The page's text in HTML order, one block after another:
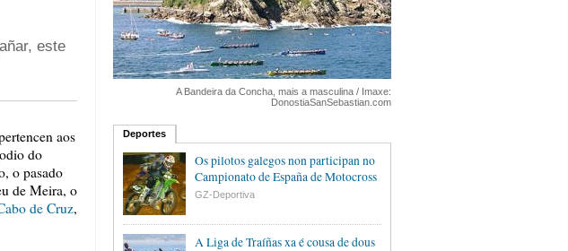
este
aos
do
o pasado
de Meira, o
de Cruz,
A Bandeira da Concha, mais a masculina / Imaxe:
DonostiaSanSebastian.com
Deportes
Os pilotos galegos non participan no
Campionato de España de Motocross
GZ-Deportiva
A Liga de Traíñas xa é cousa de dous